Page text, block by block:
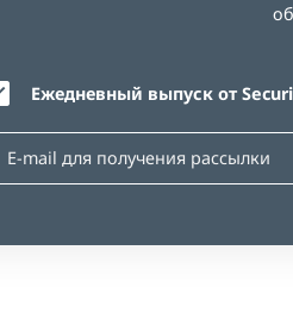
Ежедневный выпуск от